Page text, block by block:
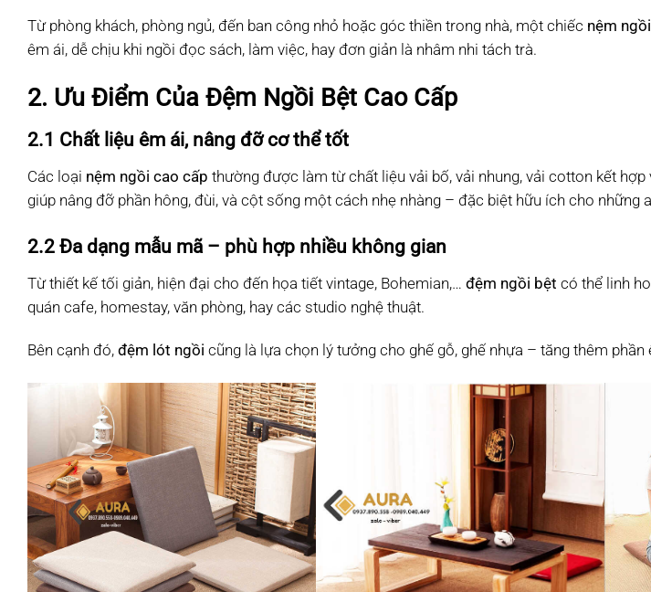
Từ phòng khách, phòng ngủ, đến ban công nhỏ hoặc góc thiền trong nhà, một chiếc nệm ngồi
êm ái, dễ chịu khi ngồi đọc sách, làm việc, hay đơn giản là nhâm nhi tách trà.
2. Ưu Điểm Của Đệm Ngồi Bệt Cao Cấp
2.1 Chất liệu êm ái, nâng đỡ cơ thể tốt
Các loại nệm ngồi cao cấp thường được làm từ chất liệu vải bố, vải nhung, vải cotton kết
giúp nâng đỡ phần hông, đùi, và cột sống một cách nhẹ nhàng – đặc biệt hữu ích cho những
2.2 Đa dạng mẫu mã – phù hợp nhiều không gian
Từ thiết kế tối giản, hiện đại cho đến họa tiết vintage, Bohemian,… đệm ngồi bệt có thể linh
quán cafe, homestay, văn phòng, hay các studio nghệ thuật.
Bên cạnh đó, đệm lót ngồi cũng là lựa chọn lý tưởng cho ghế gỗ, ghế nhựa – tăng thêm phần